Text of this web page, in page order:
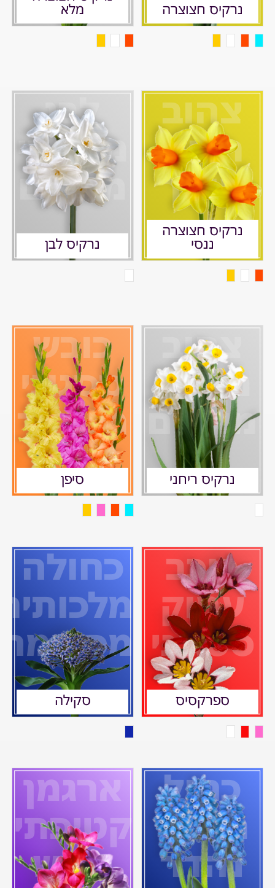
נרקיס חצוצרה מלא
צהוב
ריחני
מושך
נרקיס חצוצרה
ננסי
לבן
מלכותי
מרשים
נרקיס לבן
צהוב
מפתה
מושלם
נרקיס ריחני
כובש
ססגוני
מגונדר
סיפן
כוכב
עמוק
ססגוני
ספרקסיס
כחולה
מפעימה
סקילה
כחול
מיוחד
נהדר
ארגמן
קטיפתי
כובש